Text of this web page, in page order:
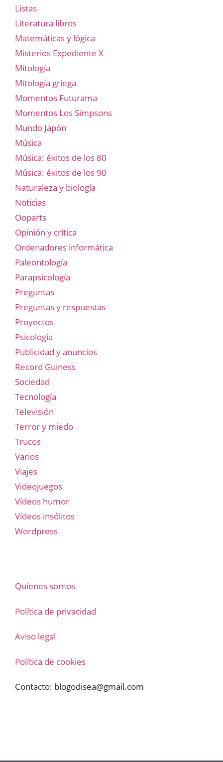
Listas
Literatura libros
Matemáticas y lógica
Misterios Expediente X
Mitología
Mitología griega
Momentos Futurama
Momentos Los Simpsons
Mundo Japón
Música
Música: éxitos de los 80
Música: éxitos de los 90
Naturaleza y biología
Noticias
Ooparts
Opinión y crítica
Ordenadores informática
Paleontología
Parapsicología
Preguntas
Preguntas y respuestas
Proyectos
Psicología
Publicidad y anuncios
Record Guiness
Sociedad
Tecnología
Televisión
Terror y miedo
Trucos
Varios
Viajes
Videojuegos
Vídeos humor
Vídeos insólitos
Wordpress
Quienes somos
Política de privacidad
Aviso legal
Política de cookies
Contacto: blogodisea@gmail.com